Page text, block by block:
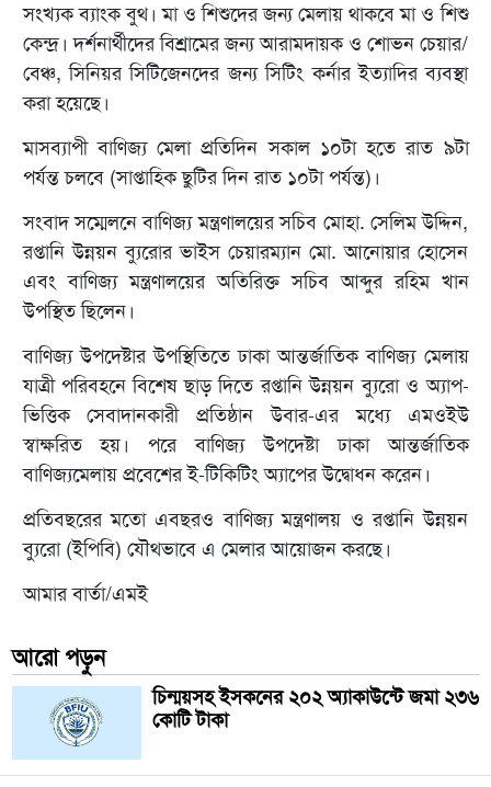
সংখ্যক ব্যাংক বুথ। মা ও শিশুদের জন্য মেলায় থাকবে মা ও শিশু
কেন্দ্র। দর্শনার্থীদের বিশ্রামের জন্য আরামদায়ক ও শোভন চেয়ার/
বেঞ্চ, সিনিয়র সিটিজেনদের জন্য সিটিং কর্নার ইত্যাদির ব্যবস্থা
করা হয়েছে।
মাসব্যাপী বাণিজ্য মেলা প্রতিদিন সকাল ১০টা হতে রাত ৯টা
পর্যন্ত চলবে (সাপ্তাহিক ছুটির দিন রাত ১০টা পর্যন্ত)।
সংবাদ সম্মেলনে বাণিজ্য মন্ত্রণালয়ের সচিব মোহা. সেলিম উদ্দিন,
রপ্তানি উন্নয়ন ব্যুরোর ভাইস চেয়ারম্যান মো. আনোয়ার হোসেন
এবং বাণিজ্য মন্ত্রণালয়ের অতিরিক্ত সচিব আব্দুর রহিম খান
উপস্থিত ছিলেন।
বাণিজ্য উপদেষ্টার উপস্থিতিতে ঢাকা আন্তর্জাতিক বাণিজ্য মেলায়
যাত্রী পরিবহনে বিশেষ ছাড় দিতে রপ্তানি উন্নয়ন ব্যুরো ও অ্যাপ-
ভিত্তিক সেবাদানকারী প্রতিষ্ঠান উবার-এর মধ্যে এমওইউ
স্বাক্ষরিত হয়। পরে বাণিজ্য উপদেষ্টা ঢাকা আন্তর্জাতিক
বাণিজ্যমেলায় প্রবেশের ই-টিকিটিং অ্যাপের উদ্বোধন করেন।
প্রতিবছরের মতো এবছরও বাণিজ্য মন্ত্রণালয় ও রপ্তানি উন্নয়ন
ব্যুরো (ইপিবি) যৌথভাবে এ মেলার আয়োজন করছে।
আমার বার্তা/এমই
আরো পড়ুন
চিন্ময়সহ ইসকনের ২০২ অ্যাকাউন্টে জমা ২৩৬
কোটি টাকা